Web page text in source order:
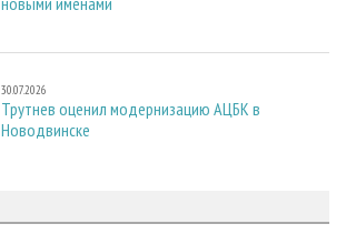
30.07.2026
Трутнев оценил модернизацию АЦБК в
Новодвинске